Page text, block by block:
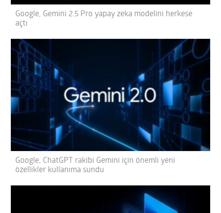
Google, Gemini 2.5 Pro yapay zeka modelini herkese
açtı
Google, ChatGPT rakibi Gemini için önemli yeni
özellikler kullanıma sundu